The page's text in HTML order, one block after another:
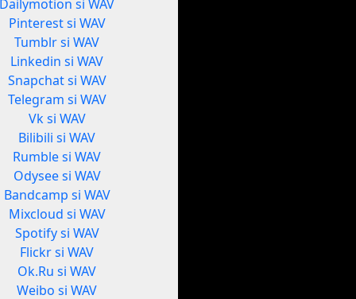
Dailymotion si WAV
Pinterest si WAV
Tumblr si WAV
Linkedin si WAV
Snapchat si WAV
Telegram si WAV
Vk si WAV
Bilibili si WAV
Rumble si WAV
Odysee si WAV
Bandcamp si WAV
Mixcloud si WAV
Spotify si WAV
Flickr si WAV
Ok.Ru si WAV
Weibo si WAV